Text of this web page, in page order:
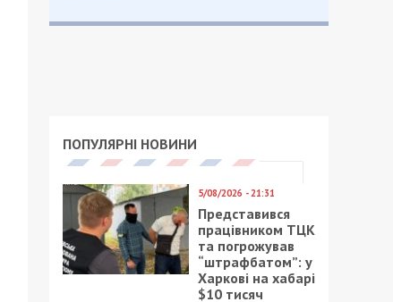
ПОПУЛЯРНІ НОВИНИ
5/08/2026 - 21:31
Представився
працівником ТЦК
та погрожував
“штрафбатом”: у
Харкові на хабарі
$10 тисяч